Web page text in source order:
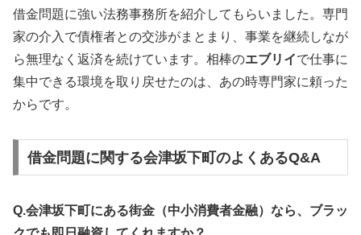
借金問題に強い法務事務所を紹介してもらいました。専門
家の介入で債権者との交渉がまとまり、事業を継続しなが
ら無理なく返済を続けています。相棒のエブリイで仕事に
集中できる環境を取り戻せたのは、あの時専門家に頼った
からです。
借金問題に関する会津坂下町のよくあるQ&A
Q.会津坂下町にある街金（中小消費者金融）なら、ブラッ